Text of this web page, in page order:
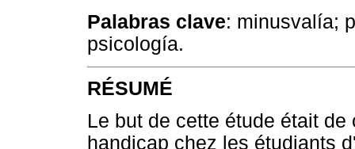
Palabras clave: minusvalía;
psicología.
RÉSUMÉ
Le but de cette étude était
handicap chez les étudiants